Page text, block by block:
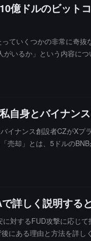
億ドルのビット
ていくつかの非常に奇
がいるか」という内容
を売却した」という噂
だったと推測していま
することがビットコイ
自身とバイナン
イナンス創設者CZがX
売却」とは、5ドルの
詳しく説明する
対するFUD攻撃に応じ
にある理由と方法を詳